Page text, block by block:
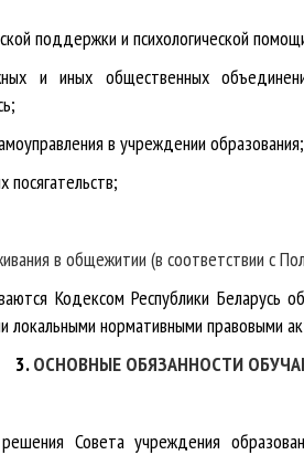
поддержки и психологической
и иных общественных
в учреждении образования;
в общежитии (в соответствии с
Кодексом Республики Беларусь
нормативными правовыми
3.ОСНОВНЫЕ ОБЯЗАННОСТИ
Совета учреждения